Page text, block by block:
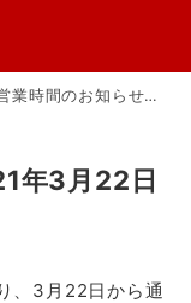
業時間のお知らせ（2021年3月22日以降〜）
年3月22日
、3月22日から通